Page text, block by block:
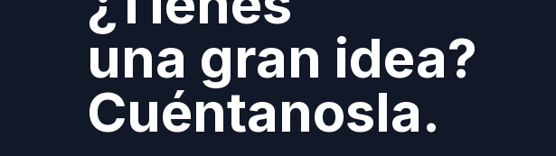
una gran idea?
Cuéntanosla.